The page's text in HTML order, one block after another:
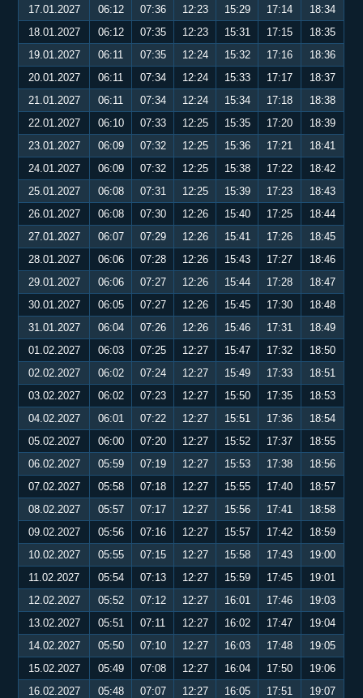
17.01.2027
06:12 07:36 12:23 15:29 17:14
18:34
18.01.2027
06:12 07:35 12:23 15:31 17:15
18:35
19.01.2027
06:11 07:35 12:24 15:32 17:16
18:36
20.01.2027
06:11 07:34 12:24 15:33 17:17
18:37
21.01.2027
06:11 07:34 12:24 15:34 17:18
18:38
22.01.2027
06:10 07:33 12:25 15:35 17:20
18:39
23.01.2027
06:09 07:32 12:25 15:36 17:21
18:41
24.01.2027
06:09 07:32 12:25 15:38 17:22
18:42
25.01.2027
06:08 07:31 12:25 15:39 17:23
18:43
26.01.2027
06:08 07:30 12:26 15:40 17:25
18:44
27.01.2027
06:07 07:29 12:26 15:41 17:26
18:45
28.01.2027
06:06 07:28 12:26 15:43 17:27
18:46
29.01.2027
06:06 07:27 12:26 15:44 17:28
18:47
30.01.2027
06:05 07:27 12:26 15:45 17:30
18:48
31.01.2027
06:04 07:26 12:26 15:46 17:31
18:49
01.02.2027
06:03 07:25 12:27 15:47 17:32
18:50
02.02.2027
06:02 07:24 12:27 15:49 17:33
18:51
03.02.2027
06:02 07:23 12:27 15:50 17:35
18:53
04.02.2027
06:01 07:22 12:27 15:51 17:36
18:54
05.02.2027
06:00 07:20 12:27 15:52 17:37
18:55
06.02.2027
05:59 07:19 12:27 15:53 17:38
18:56
07.02.2027
05:58 07:18 12:27 15:55 17:40
18:57
08.02.2027
05:57 07:17 12:27 15:56 17:41
18:58
09.02.2027
05:56 07:16 12:27 15:57 17:42
18:59
10.02.2027
05:55 07:15 12:27 15:58 17:43
19:00
11.02.2027
05:54 07:13 12:27 15:59 17:45
19:01
12.02.2027
05:52 07:12 12:27 16:01 17:46
19:03
13.02.2027
05:51 07:11 12:27 16:02 17:47
19:04
14.02.2027
05:50 07:10 12:27 16:03 17:48
19:05
15.02.2027
05:49 07:08 12:27 16:04 17:50
19:06
16.02.2027
05:48 07:07 12:27 16:05 17:51
19:07